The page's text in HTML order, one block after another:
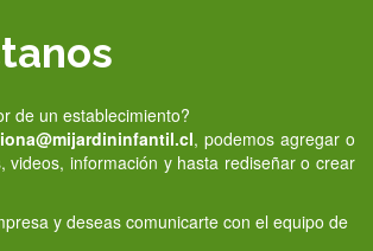
de un establecimiento?
, podemos agregar o
videos, información y hasta rediseñar o crear
y deseas comunicarte con el equipo de